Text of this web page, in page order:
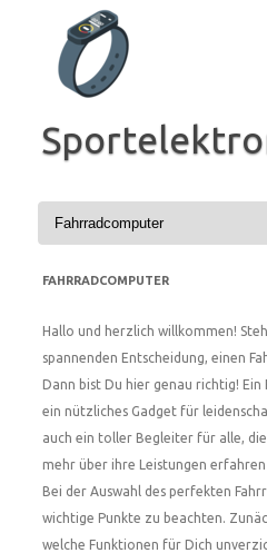
springen
FAHRRADCOMPUTER
Hallo und herzlich willkommen!
spannenden Entscheidung, einen
Dann bist Du hier genau richtig!
ein nützliches Gadget für
auch ein toller Begleiter für alle,
mehr über ihre Leistungen
Bei der Auswahl des perfekten
wichtige Punkte zu beachten.
welche Funktionen für Dich